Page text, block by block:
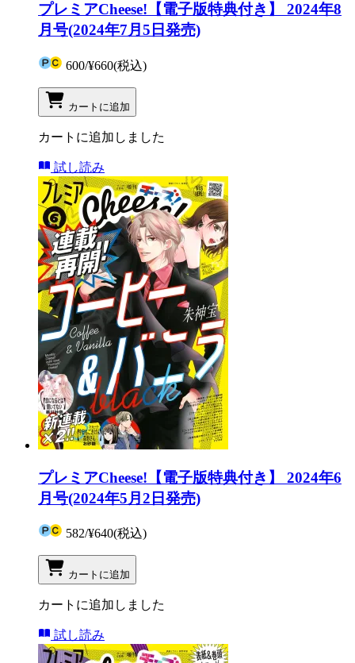
プレミアCheese!【電子版特典付き】 2024年8
月号(2024年7月5日発売)
600/¥660(税込)
カートに追加
カートに追加しました
試し読み
プレミアCheese!【電子版特典付き】 2024年6
月号(2024年5月2日発売)
582/¥640(税込)
カートに追加
カートに追加しました
試し読み